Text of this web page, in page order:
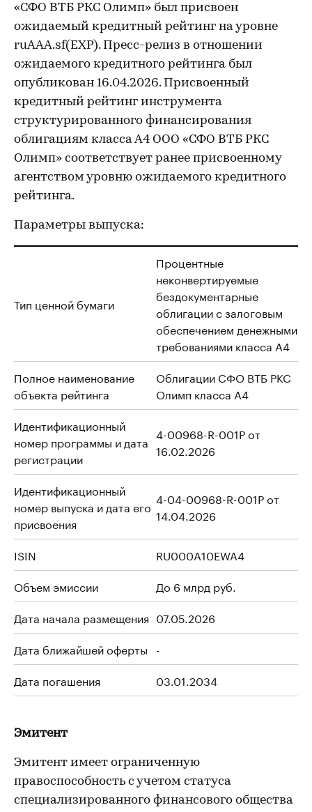
«СФО ВТБ РКС Олимп» был присвоен
ожидаемый кредитный рейтинг на уровне
ruAAA.sf(EXP). Пресс-релиз в отношении
ожидаемого кредитного рейтинга был
опубликован 16.04.2026. Присвоенный
кредитный рейтинг инструмента
структурированного финансирования
облигациям класса А4 ООО «СФО ВТБ РКС
Олимп» соответствует ранее присвоенному
агентством уровню ожидаемого кредитного
рейтинга.
Параметры выпуска:
Тип ценной бумаги
Процентные
неконвертируемые
бездокументарные
облигации с залоговым
обеспечением денежными
требованиями класса А4
Полное наименование
объекта рейтинга
Облигации СФО ВТБ РКС
Олимп класса А4
Идентификационный
номер программы и дата
регистрации
4-00968-R-001P от
16.02.2026
Идентификационный
номер выпуска и дата его
присвоения
4-04-00968-R-001P от
14.04.2026
ISIN
RU000A10EWA4
Объем эмиссии
До 6 млрд руб.
Дата начала размещения 07.05.2026
Дата ближайшей оферты -
Дата погашения
03.01.2034
Эмитент
Эмитент имеет ограниченную
правоспособность с учетом статуса
специализированного финансового общества